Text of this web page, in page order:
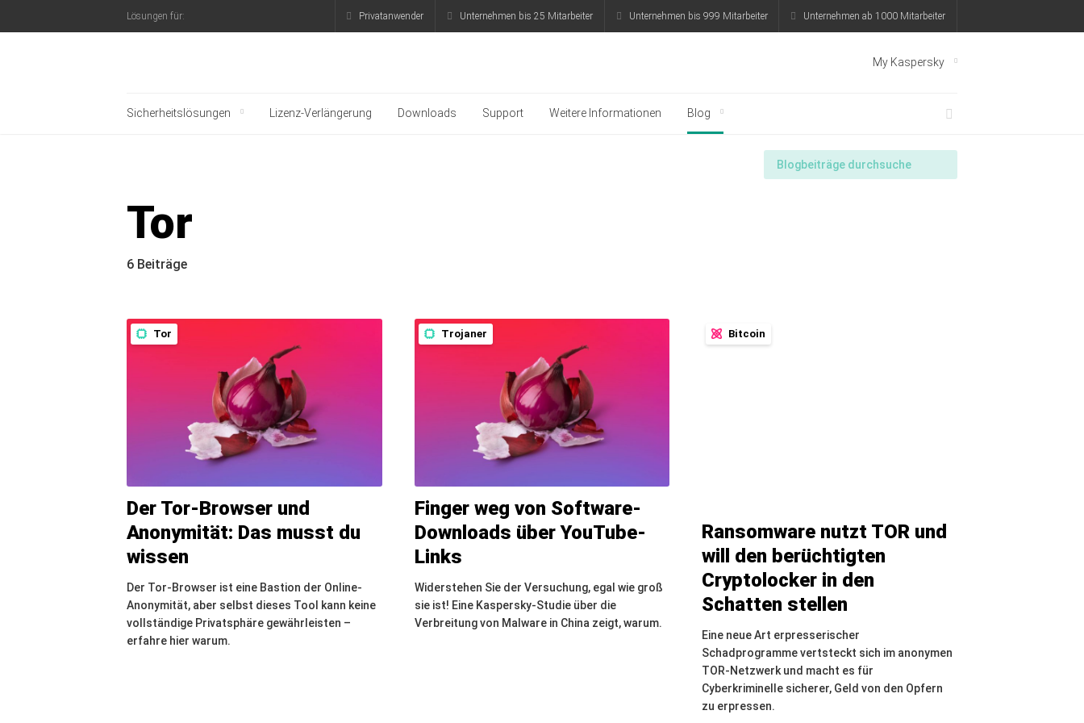
Lösungen für: Privatanwender Unternehmen bis 25 Mitarbeiter Unternehmen bis 999 Mitarbeiter Unternehmen ab 1000 Mitarbeiter
My Kaspersky
Sicherheitslösungen Lizenz-Verlängerung Downloads Support Weitere Informationen Blog
Tor
6 Beiträge
Tor
Der Tor-Browser und
Anonymität: Das musst du
wissen
Der Tor-Browser ist eine Bastion der Online-
Anonymität, aber selbst dieses Tool kann keine
vollständige Privatsphäre gewährleisten –
erfahre hier warum.
Trojaner
Finger weg von Software-
Downloads über YouTube-
Links
Widerstehen Sie der Versuchung, egal wie groß
sie ist! Eine Kaspersky-Studie über die
Verbreitung von Malware in China zeigt, warum.
Bitcoin
Ransomware nutzt TOR und
will den berüchtigten
Cryptolocker in den
Schatten stellen
Eine neue Art erpresserischer
Schadprogramme vertsteckt sich im anonymen
TOR-Netzwerk und macht es für
Cyberkriminelle sicherer, Geld von den Opfern
zu erpressen.